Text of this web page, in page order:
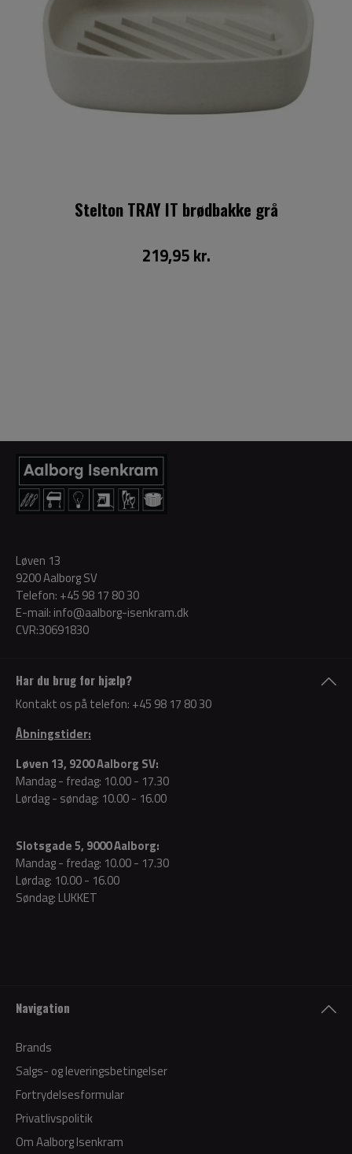
Stelton TRAY IT brødbakke grå
219,95 kr.
Har du brug for hjælp?
Kontakt os på telefon: +45 98 17 80 30
Åbningstider:
Løven 13, 9200 Aalborg SV:
Mandag - fredag: 10.00 - 17.30
Lørdag - søndag: 10.00 - 16.00
Slotsgade 5, 9000 Aalborg:
Mandag - fredag: 10.00 - 17.30
Lørdag: 10.00 - 16.00
Søndag: LUKKET
Løven 13
9200 Aalborg SV
Telefon: +45 98 17 80 30
E-mail: info@aalborg-isenkram.dk
CVR:30691830
Navigation
Brands
Salgs- og leveringsbetingelser
Fortrydelsesformular
Privatlivspolitik
Om Aalborg Isenkram